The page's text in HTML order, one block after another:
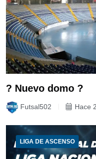
? Nuevo domo ?
Futsal502 Hace
LIGA DE ASCENSO